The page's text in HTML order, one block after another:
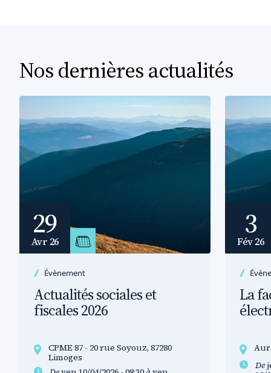
Nos dernières actualités
29
Avr 26
Évènement
Actualités sociales et
fiscales 2026
CPME 87 - 20 rue Soyouz, 87280
Limoges
3
Fév 26
La
De